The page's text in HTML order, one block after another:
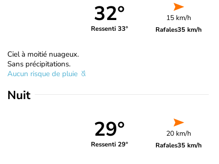
32°
Ressenti 33°
15 km/h
Rafales35 km/h
Ciel à moitié nuageux.
Sans précipitations.
Aucun risque de pluie
Nuit
29°
Ressenti 29°
20 km/h
Rafales35 km/h